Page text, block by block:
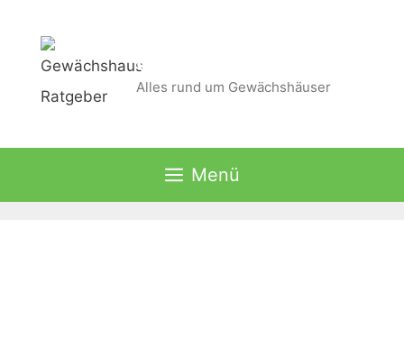
springen
Gewächshaus Ratgeber
Alles rund um Gewächshäuser
Menü